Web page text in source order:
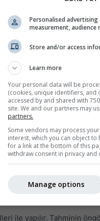
10% 10% 5% 5%
için 14 günlük hava
yağış miktarını ve
renklendirilmiştir.
olası eğilimi gösterir.
ile gösterilir. Bu
ile yapılır. Tahminin
Personalised
measurement, audience
Store and/or access
Learn more
Your personal data will be
(cookies, unique identifiers, and
accessed by and shared with
site. We and our partners may
partners.
Some vendors may process
interest, which you can object
for a link at the bottom of this
withdraw consent in privacy and
Manage options